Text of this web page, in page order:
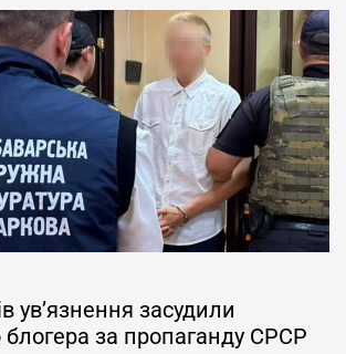
ув’язнення засудили
блогера за пропаганду СРСР